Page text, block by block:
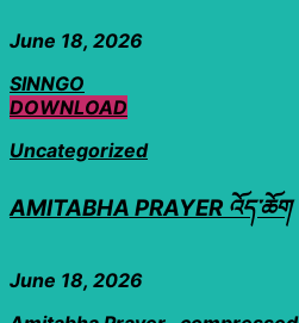
June 18, 2026
SINNGO
DOWNLOAD
Uncategorized
AMITABHA PRAYER འོད་ཆོག
June 18, 2026